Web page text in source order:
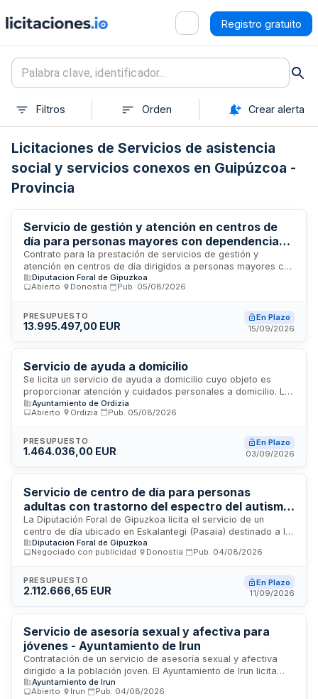
Registro gratuito
Filtros Orden Crear alerta
Licitaciones de Servicios de asistencia
social y servicios conexos en Guipúzcoa -
Provincia
Servicio de gestión y atención en centros de
día para personas mayores con dependencia
en Gipuzkoa
Contrato para la prestación de servicios de gestión y
atención en centros de día dirigidos a personas mayores con
dependencia en la provincia de Gipuzkoa. El servicio se
ejecutará conforme a las prescripciones técnicas
trabajo y el cumplimiento de normativas de prevención de
riesgos laborales. La administración contratante
para la prestación del servicio, siendo obligación de la
empresa contratista coordinar adecuadamente con la
entidad para mantener el buen funcionamiento del mismo.
Diputación Foral de Gipuzkoa
Abierto
Donostia Pub. 05/08/2026
PRESUPUESTO
13.995.497,00 EUR
En Plazo
15/09/2026
Servicio de ayuda a domicilio
Se licita un servicio de ayuda a domicilio cuyo objeto es
proporcionar atención y cuidados personales a domicilio. La
licitadora debe acreditar experiencia previa mediante la
ejecución de al menos un contrato de igual o similar
mínimo equivalente al setenta por ciento del valor medio
anual del contrato. La empresa adjudicataria deberá
en el pliego de prescripciones técnicas y cumplir con los
criterios de evaluación relativos a gestión de trabajadores,
coordinación con servicios sociales, control y evaluación del
servicio.
Ayuntamiento de Ordizia
Abierto
Ordizia Pub. 05/08/2026
PRESUPUESTO
1.464.036,00 EUR
En Plazo
03/09/2026
Servicio de centro de día para personas
adultas con trastorno del espectro del autismo
en Pasaia - Diputación Foral de Gipuzkoa
La Diputación Foral de Gipuzkoa licita el servicio de un
centro de día ubicado en Eskalantegi (Pasaia) destinado a la
atención integral de personas adultas con trastorno del
espectro del autismo. El servicio forma parte del catálogo de
contempla actuaciones de apoyo directo, seguimiento
personalizado, comunicación con familias, atención a
formación continua del personal especializado en TEA.
Diputación Foral de Gipuzkoa
Negociado con publicidad
Donostia Pub. 04/08/2026
PRESUPUESTO
2.112.666,65 EUR
En Plazo
11/09/2026
Servicio de asesoría sexual y afectiva para
jóvenes - Ayuntamiento de Irun
Contratación de un servicio de asesoría sexual y afectiva
dirigido a la población joven. El Ayuntamiento de Irun licita
este servicio para proporcionar orientación y apoyo en
materia de sexualidad y relaciones afectivas. El contrato
Ayuntamiento de Irun
Abierto
Irun Pub. 04/08/2026